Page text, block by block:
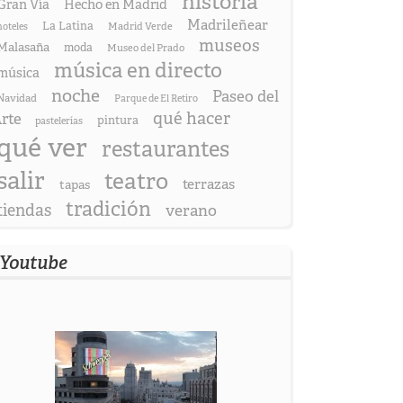
Vía Hecho en Madrid
La Latina Madrid Verde Madrileñear
moda Museo del Prado museos
música en directo
noche Parque de El Retiro
Paseo del
pastelerías pintura qué hacer
ver restaurantes
tapas teatro terrazas
tradición verano
Youtube